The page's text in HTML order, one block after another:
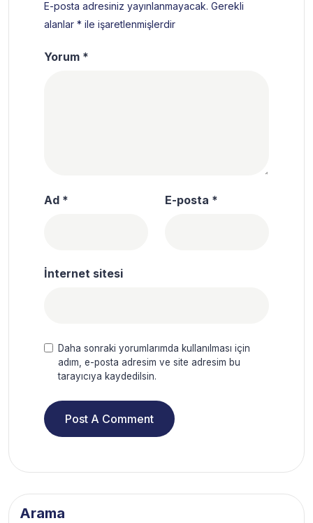
E-posta adresiniz yayınlanmayacak. Gerekli
alanlar * ile işaretlenmişlerdir
Yorum *
Ad * E-posta *
İnternet sitesi
Daha sonraki yorumlarımda kullanılması için
adım, e-posta adresim ve site adresim bu
tarayıcıya kaydedilsin.
Arama